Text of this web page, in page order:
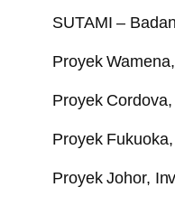
SUTAMI –
Proyek
Proyek
Proyek
Proyek Johor,